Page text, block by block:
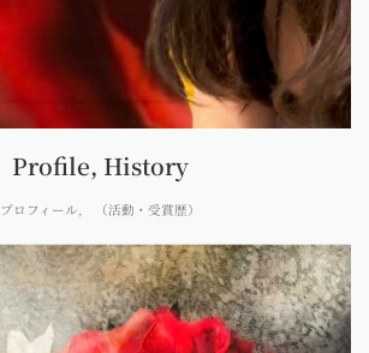
Profile, History
プロフィール, （活動・受賞歴）